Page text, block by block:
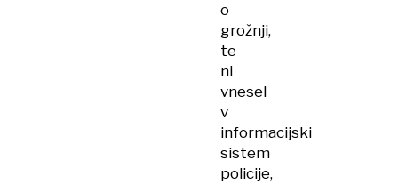
o
grožnji,
te
ni
vnesel
v
informacijski
sistem
policije,